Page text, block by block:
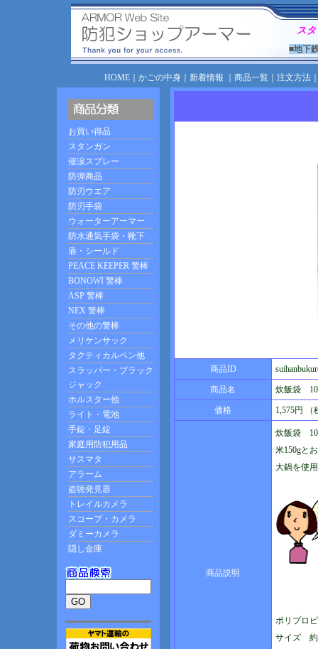
ス
■地下
HOME｜ かごの中身｜ 新着情報 商品一覧｜ 注文方法
商品ID
商品名 炊飯袋
価格 1,575円 （
商品説明
炊飯袋
米150gと
大鍋を使
ポリプロ
サイズ 約